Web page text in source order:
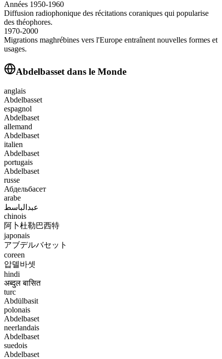
Années 1950-1960
Diffusion radiophonique des récitations coraniques qui popularise
des théophores.
1970-2000
Migrations maghrébines vers l'Europe entraînent nouvelles formes et
usages.
Abdelbasset dans le Monde
anglais
Abdelbasset
espagnol
Abdelbaset
allemand
Abdelbaset
italien
Abdelbaset
portugais
Abdelbaset
russe
Абдельбасет
arabe
عبدالباسط
chinois
阿卜杜勒巴西特
japonais
アブデルバセット
coreen
압델바셋
hindi
अब्दुल बासित
turc
Abdülbasit
polonais
Abdelbaset
neerlandais
Abdelbaset
suedois
Abdelbaset